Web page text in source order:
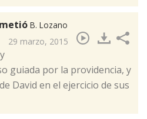
B. Lozano
29 marzo, 2015
guiada por la providencia, y
David en el ejercicio de sus